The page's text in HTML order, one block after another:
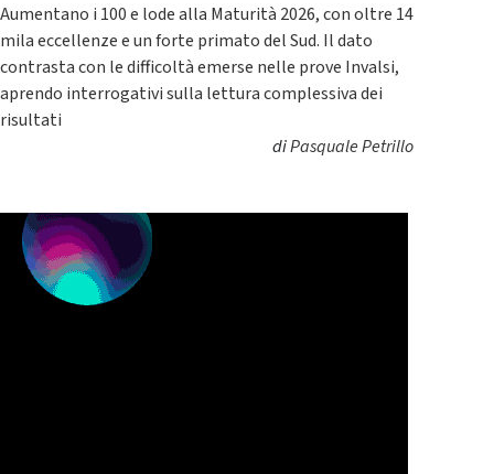
Aumentano i 100 e lode alla Maturità 2026, con oltre 14
mila eccellenze e un forte primato del Sud. Il dato
contrasta con le difficoltà emerse nelle prove Invalsi,
aprendo interrogativi sulla lettura complessiva dei
risultati
diPasquale Petrillo